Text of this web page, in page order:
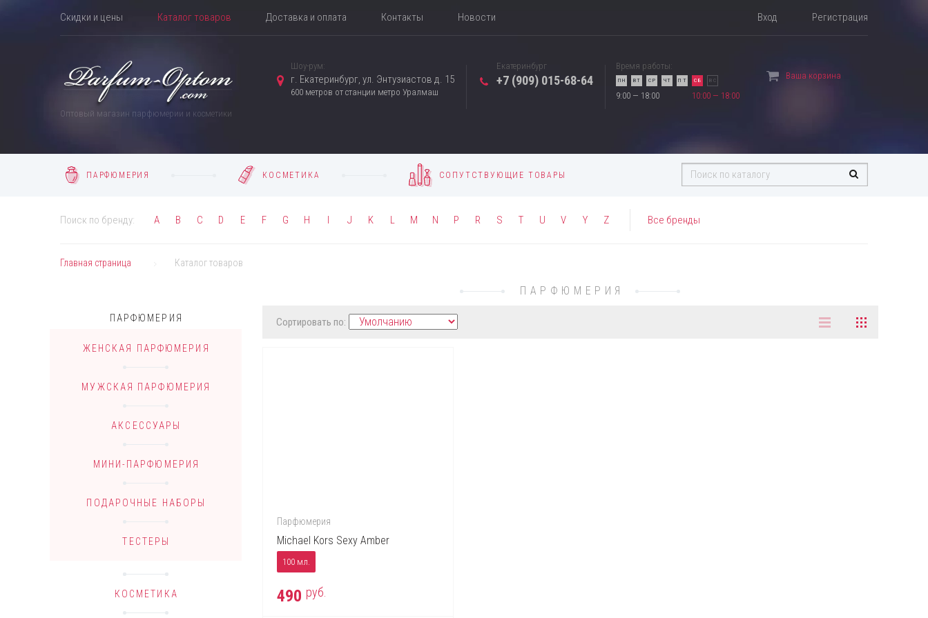
Скидки и цены Каталог товаров Доставка и оплата Контакты Новости Вход Регистрация
Оптовый магазин парфюмерии и косметики
Шоу-рум:
г. Екатеринбург, ул. Энтузиастов д. 15
600 метров от станции метро Уралмаш
Екатеринбург
+7 (909) 015-68-64
Время работы:
ПН ВТ СР ЧТ ПТ
9:00 — 18:00
СБ ВС
10:00 — 18:00
Ваша корзина
ПАРФЮМЕРИЯ КОСМЕТИКА СОПУТСТВУЮЩИЕ ТОВАРЫ
Поиск по бренду: A B C D E F G H I J K L M N P R S T U V Y Z Все бренды
Главная страница Каталог товаров
ПАРФЮМЕРИЯ
ЖЕНСКАЯ ПАРФЮМЕРИЯ
МУЖСКАЯ ПАРФЮМЕРИЯ
АКСЕССУАРЫ
МИНИ-ПАРФЮМЕРИЯ
ПОДАРОЧНЫЕ НАБОРЫ
ТЕСТЕРЫ
КОСМЕТИКА
Сортировать по:
ПАРФЮМЕРИЯ
Парфюмерия
Michael Kors Sexy Amber
100 мл.
490 руб.